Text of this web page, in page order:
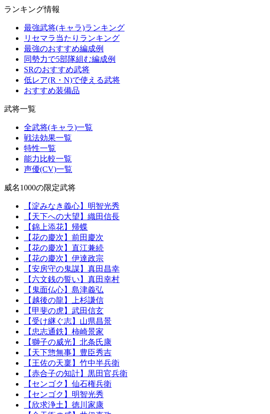
ランキング情報
最強武将(キャラ)ランキング
リセマラ当たりランキング
最強のおすすめ編成例
同勢力で5部隊組む編成例
SRのおすすめ武将
低レア(R・N)で使える武将
おすすめ装備品
武将一覧
全武将(キャラ)一覧
戦法効果一覧
特性一覧
能力比較一覧
声優(CV)一覧
威名1000の限定武将
【淀みなき義心】明智光秀
【天下への大望】織田信長
【錦上添花】帰蝶
【花の慶次】前田慶次
【花の慶次】直江兼続
【花の慶次】伊達政宗
【安房守の鬼謀】真田昌幸
【六文銭の誓い】真田幸村
【鬼面仏心】島津義弘
【越後の龍】上杉謙信
【甲斐の虎】武田信玄
【受け継ぐ志】山県昌景
【忠志通鉄】柿崎景家
【獅子の威光】北条氏康
【天下惣無事】豊臣秀吉
【王佐の天稟】竹中半兵衛
【赤合子の知計】黒田官兵衛
【センゴク】仙石権兵衛
【センゴク】明智光秀
【欣求浄土】徳川家康